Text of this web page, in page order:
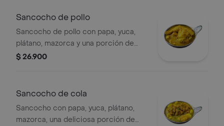
Sancocho de pollo
Sancocho de pollo con papa, yuca,
plátano, mazorca y una porción de
pollo en salsa de la casa.
$ 26.900
Sancocho de cola
Sancocho con papa, yuca, plátano,
mazorca, una deliciosa porción de